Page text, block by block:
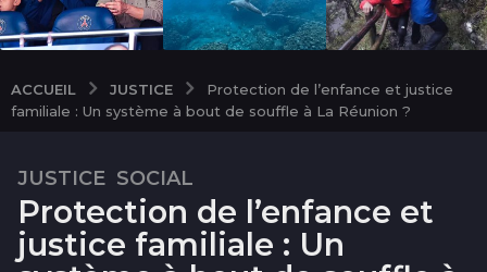
ACCUEIL JUSTICE
Protection de l’enfance et justice
familiale : Un système à bout de souffle à La Réunion ?
2
m
o
i
JUSTICE ,SOCIAL
Protection de l’enfance et
justice familiale : Un